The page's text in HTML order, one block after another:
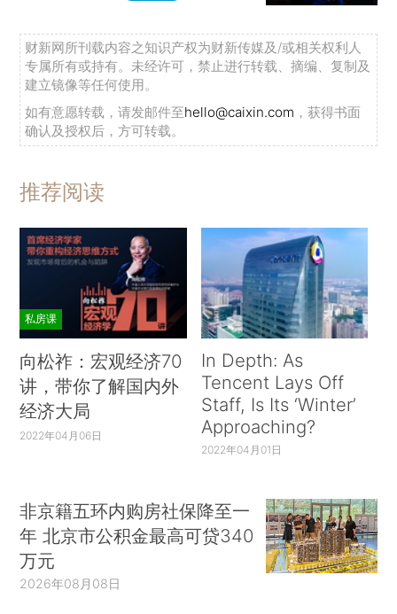
财新网所刊载内容之知识产权为财新传媒及/或相关权利人
专属所有或持有。未经许可，禁止进行转载、摘编、复制及
建立镜像等任何使用。
如有意愿转载，请发邮件至hello@caixin.com ，获得书面
确认及授权后，方可转载。
推荐阅读
私房课
向松祚：宏观经济70
讲，带你了解国内外
经济大局
2022年04月06日
In Depth: As
Tencent Lays Off
Staff, Is Its ‘Winter’
Approaching?
2022年04月01日
非京籍五环内购房社保降至一
年 北京市公积金最高可贷340
万元
2026年08月08日